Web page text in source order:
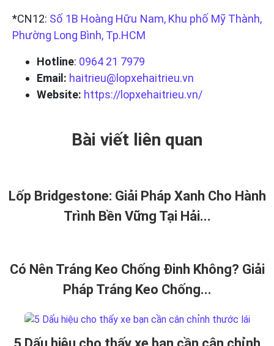
*CN12: Số 1B Hoàng Hữu Nam, Khu phố Mỹ Thành,
Phường Long Bình, Tp.HCM
Hotline: 0964 21 7979
Email: haitrieu@lopxehaitrieu.vn
Website: https://lopxehaitrieu.vn/
Bài viết liên quan
Lốp Bridgestone: Giải Pháp Xanh Cho Hành
Trình Bền Vững Tại Hải...
Có Nên Tráng Keo Chống Đinh Không? Giải
Pháp Tráng Keo Chống...